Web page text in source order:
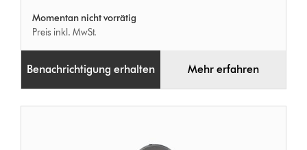
Momentan nicht vorrätig
Preis inkl. MwSt.
Benachrichtigung erhalten Mehr erfahren